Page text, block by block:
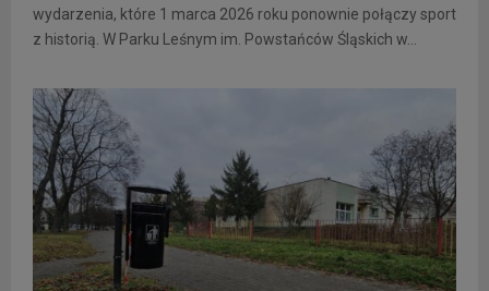
wydarzenia, które 1 marca 2026 roku ponownie połączy sport
z historią. W Parku Leśnym im. Powstańców Śląskich w...